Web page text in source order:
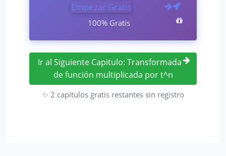
Empezar Gratis
100% Gratis
Ir al Siguiente Capitulo: Transformada
de función multiplicada por t^n
✨ 2 capítulos gratis restantes sin registro